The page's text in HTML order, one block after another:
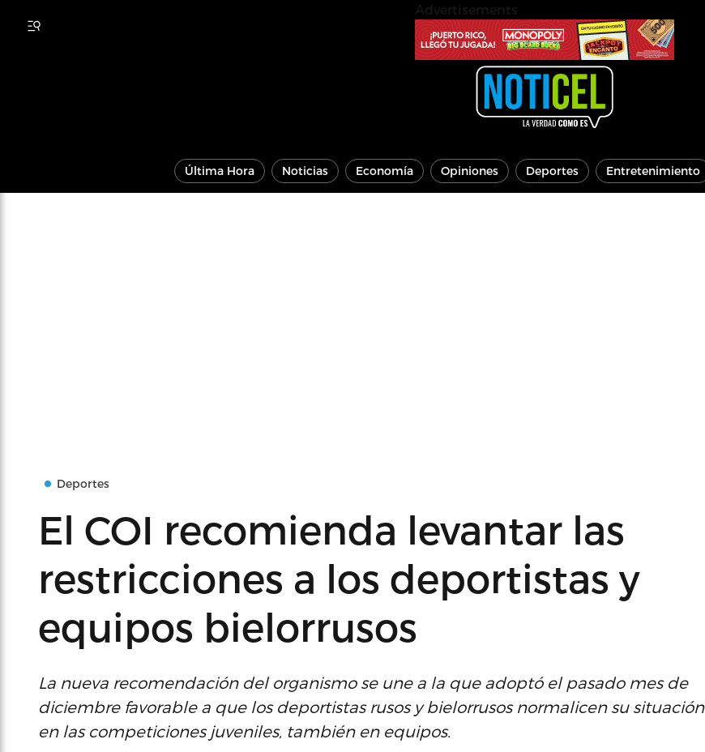
Última Hora Noticias Economía Opiniones Deportes Entretenimiento
Deportes
El COI recomienda levantar las
restricciones a los deportistas y
equipos bielorrusos
La nueva recomendación del organismo se une a la que adoptó el pasado mes de
diciembre favorable a que los deportistas rusos y bielorrusos normalicen su situación
en las competiciones juveniles, también en equipos.